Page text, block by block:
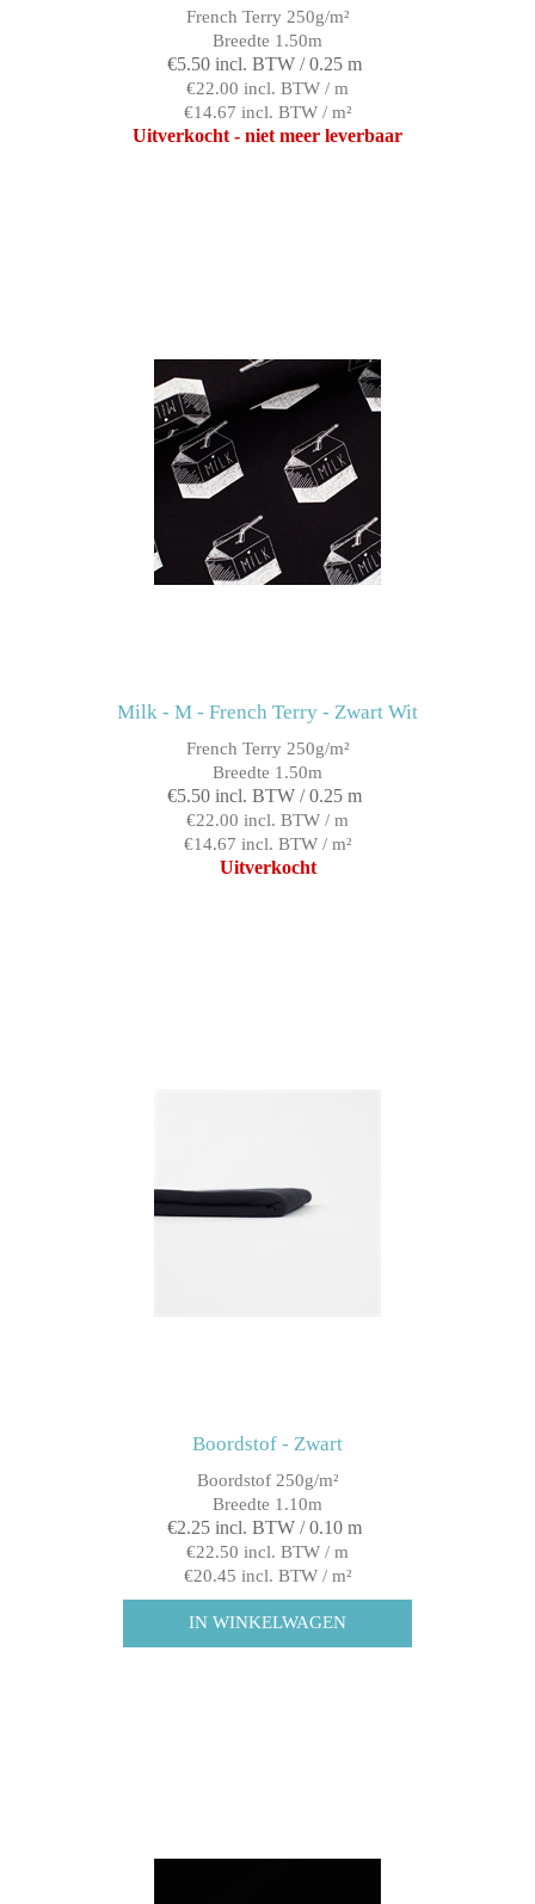
French Terry 250g/m²
Breedte 1.50m
€5.50 incl. BTW / 0.25 m
€22.00 incl. BTW / m
€14.67 incl. BTW / m²
Uitverkocht - niet meer leverbaar
Milk - M - French Terry - Zwart Wit
French Terry 250g/m²
Breedte 1.50m
€5.50 incl. BTW / 0.25 m
€22.00 incl. BTW / m
€14.67 incl. BTW / m²
Uitverkocht
Boordstof - Zwart
Boordstof 250g/m²
Breedte 1.10m
€2.25 incl. BTW / 0.10 m
€22.50 incl. BTW / m
€20.45 incl. BTW / m²